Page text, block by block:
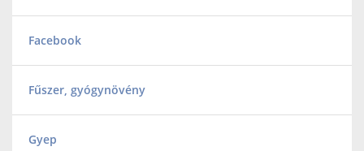
Facebook
Fűszer, gyógynövény
Gyep